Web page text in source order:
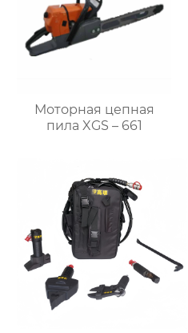
Моторная цепная
пила XGS – 661